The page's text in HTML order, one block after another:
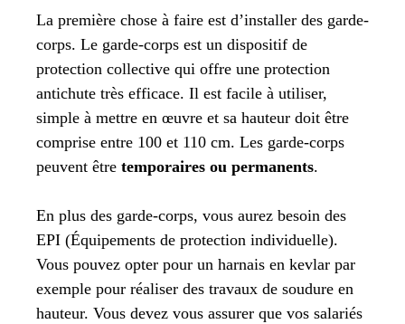
La première chose à faire est d’installer des garde-
corps. Le garde-corps est un dispositif de
protection collective qui offre une protection
antichute très efficace. Il est facile à utiliser,
simple à mettre en œuvre et sa hauteur doit être
comprise entre 100 et 110 cm. Les garde-corps
peuvent être temporaires ou permanents.
En plus des garde-corps, vous aurez besoin des
EPI (Équipements de protection individuelle).
Vous pouvez opter pour un harnais en kevlar par
exemple pour réaliser des travaux de soudure en
hauteur. Vous devez vous assurer que vos salariés